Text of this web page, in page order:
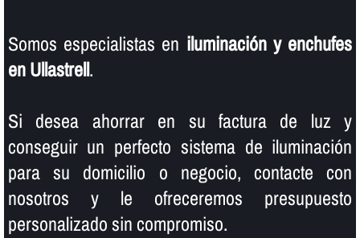
Somos especialistas en iluminación y enchufes
en Ullastrell.
Si desea ahorrar en su factura de luz y
conseguir un perfecto sistema de iluminación
para su domicilio o negocio, contacte con
nosotros y le ofreceremos presupuesto
personalizado sin compromiso.